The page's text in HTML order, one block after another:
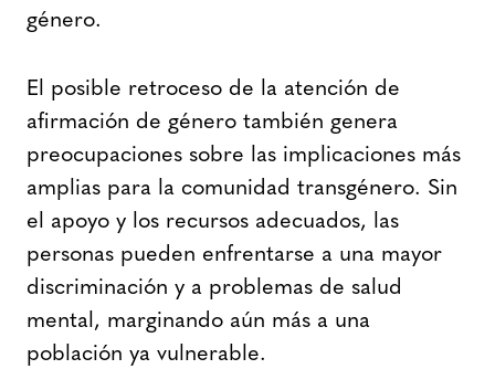
género.
El posible retroceso de la atención de
afirmación de género también genera
preocupaciones sobre las implicaciones más
amplias para la comunidad transgénero. Sin
el apoyo y los recursos adecuados, las
personas pueden enfrentarse a una mayor
discriminación y a problemas de salud
mental, marginando aún más a una
población ya vulnerable.